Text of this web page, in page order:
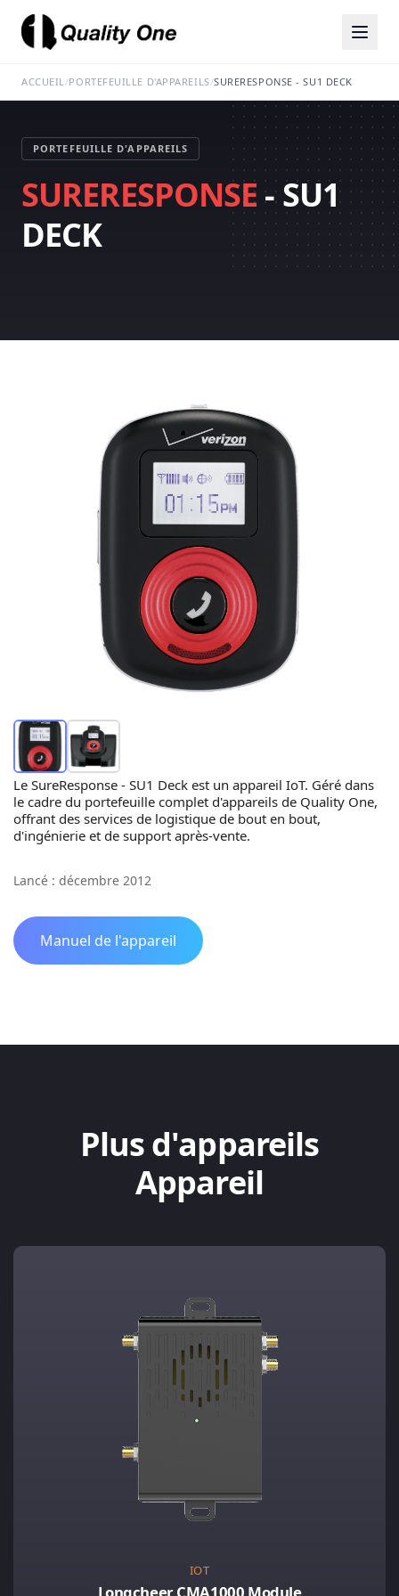
ACCUEIL/PORTEFEUILLE D'APPAREILS/SURERESPONSE - SU1 DECK
PORTEFEUILLE D'APPAREILS
SURERESPONSE - SU1
DECK
Le SureResponse - SU1 Deck est un appareil IoT. Géré dans
le cadre du portefeuille complet d'appareils de Quality One,
offrant des services de logistique de bout en bout,
d'ingénierie et de support après-vente.
Lancé : décembre 2012
Manuel de l'appareil
Plus d'appareils
Appareil
IOT